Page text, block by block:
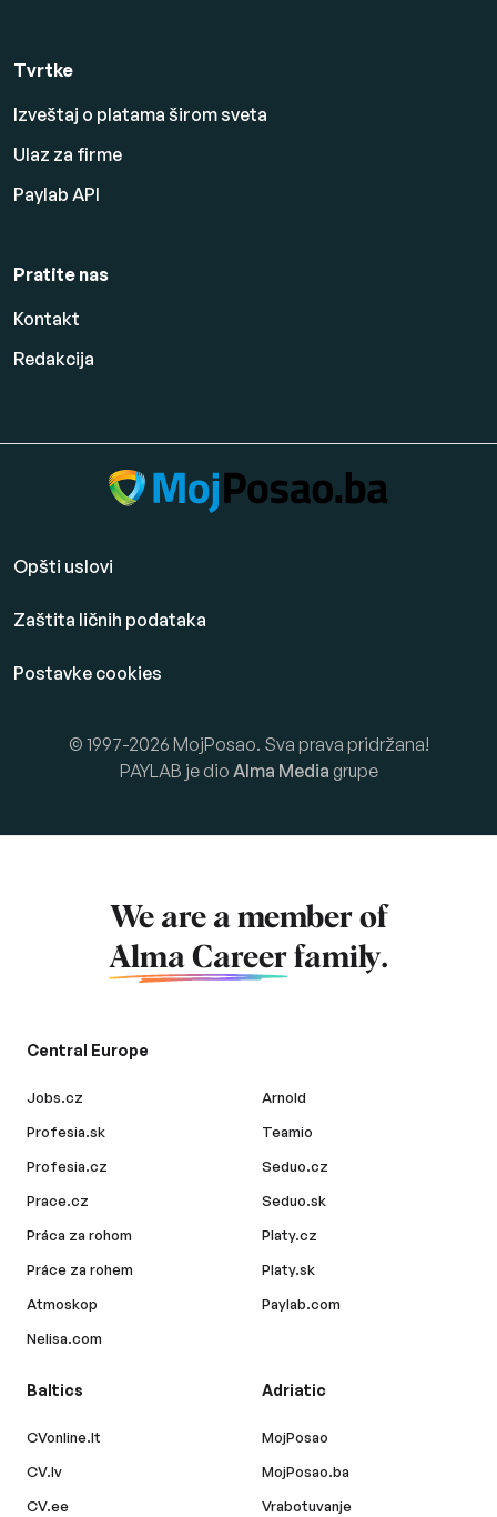
Tvrtke
Izveštaj o platama širom sveta
Ulaz za firme
Paylab API
Pratite nas
Kontakt
Redakcija
Opšti uslovi
Zaštita ličnih podataka
Postavke cookies
© 1997-2026 MojPosao. Sva prava pridržana!
PAYLAB je dio Alma Media grupe
We are a member of
Alma Career family.
Central Europe
Jobs.cz
Profesia.sk
Profesia.cz
Prace.cz
Práca za rohom
Práce za rohem
Atmoskop
Nelisa.com
Arnold
Teamio
Seduo.cz
Seduo.sk
Platy.cz
Platy.sk
Paylab.com
Baltics
CVonline.lt
CV.lv
CV.ee
Adriatic
MojPosao
MojPosao.ba
Vrabotuvanje